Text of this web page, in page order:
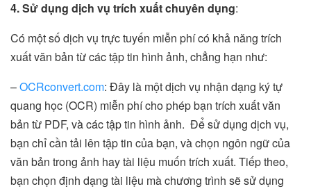
4. Sử dụng dịch vụ trích xuất chuyên dụng:
Có một số dịch vụ trực tuyến miễn phí có khả năng trích
xuất văn bản từ các tập tin hình ảnh, chẳng hạn như:
–OCRconvert.com: Đây là một dịch vụ nhận dạng ký tự
quang học (OCR) miễn phí cho phép bạn trích xuất văn
bản từ PDF, và các tập tin hình ảnh. Để sử dụng dịch vụ,
bạn chỉ cần tải lên tập tin của bạn, và chọn ngôn ngữ của
văn bản trong ảnh hay tài liệu muốn trích xuất. Tiếp theo,
bạn chọn định dạng tài liệu mà chương trình sẽ sử dụng